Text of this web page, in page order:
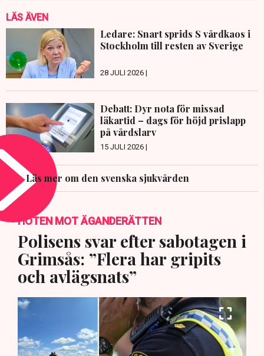
LÄS ÄVEN
Ledare: Snart sprids S vårdkaos i
Stockholm till resten av Sverige
28 JULI 2026 |
Debatt: Dyr nota för missad
läkartid – dags för höjd prislapp
på vårdslarv
15 JULI 2026 |
Läs mer om den svenska sjukvården
HOTEN MOT ÄGANDERÄTTEN
Polisens svar efter sabotagen i
Grimsås: ”Flera har gripits
och avlägsnats”